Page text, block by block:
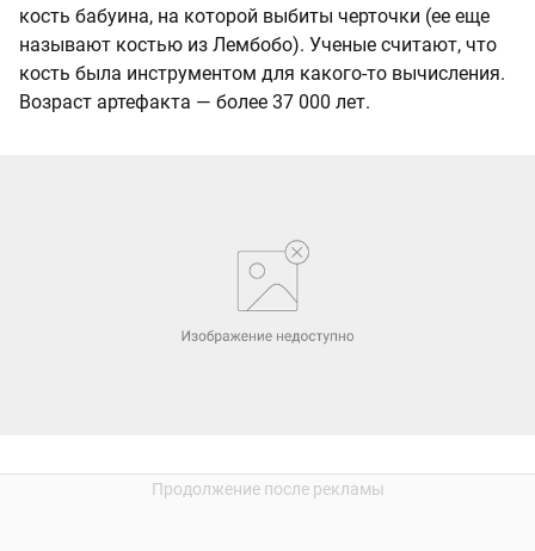
кость бабуина, на которой выбиты черточки (ее еще
называют костью из Лембобо). Ученые считают, что
кость была инструментом для какого-то вычисления.
Возраст артефакта — более 37 000 лет.